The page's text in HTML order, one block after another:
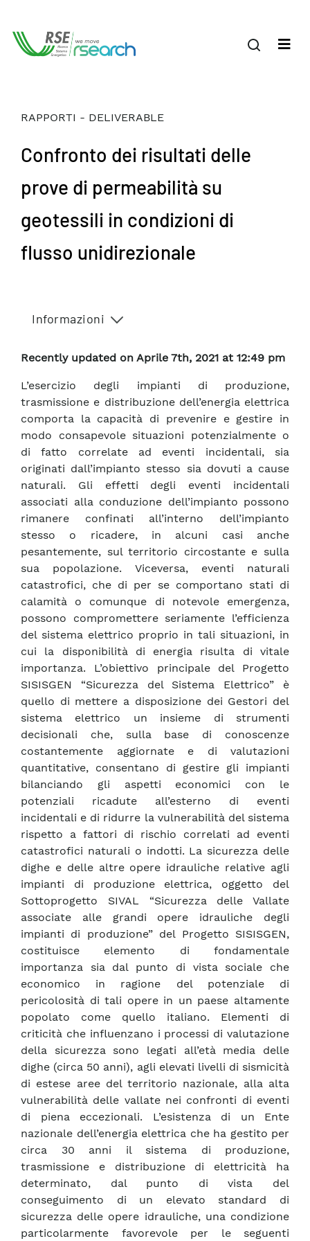
RAPPORTI - DELIVERABLE
Confronto dei risultati delle
prove di permeabilità su
geotessili in condizioni di
flusso unidirezionale
Informazioni
Recently updated on Aprile 7th, 2021 at 12:49 pm
L’esercizio degli impianti di produzione,
trasmissione e distribuzione dell’energia elettrica
comporta la capacità di prevenire e gestire in
modo consapevole situazioni potenzialmente o
di fatto correlate ad eventi incidentali, sia
originati dall’impianto stesso sia dovuti a cause
naturali. Gli effetti degli eventi incidentali
associati alla conduzione dell’impianto possono
rimanere confinati all’interno dell’impianto
stesso o ricadere, in alcuni casi anche
pesantemente, sul territorio circostante e sulla
sua popolazione. Viceversa, eventi naturali
catastrofici, che di per se comportano stati di
calamità o comunque di notevole emergenza,
possono compromettere seriamente l’efficienza
del sistema elettrico proprio in tali situazioni, in
cui la disponibilità di energia risulta di vitale
importanza. L’obiettivo principale del Progetto
SISISGEN “Sicurezza del Sistema Elettrico” è
quello di mettere a disposizione dei Gestori del
sistema elettrico un insieme di strumenti
decisionali che, sulla base di conoscenze
costantemente aggiornate e di valutazioni
quantitative, consentano di gestire gli impianti
bilanciando gli aspetti economici con le
potenziali ricadute all’esterno di eventi
incidentali e di ridurre la vulnerabilità del sistema
rispetto a fattori di rischio correlati ad eventi
catastrofici naturali o indotti. La sicurezza delle
dighe e delle altre opere idrauliche relative agli
impianti di produzione elettrica, oggetto del
Sottoprogetto SIVAL “Sicurezza delle Vallate
associate alle grandi opere idrauliche degli
impianti di produzione” del Progetto SISISGEN,
costituisce elemento di fondamentale
importanza sia dal punto di vista sociale che
economico in ragione del potenziale di
pericolosità di tali opere in un paese altamente
popolato come quello italiano. Elementi di
criticità che influenzano i processi di valutazione
della sicurezza sono legati all’età media delle
dighe (circa 50 anni), agli elevati livelli di sismicità
di estese aree del territorio nazionale, alla alta
vulnerabilità delle vallate nei confronti di eventi
di piena eccezionali. L’esistenza di un Ente
nazionale dell’energia elettrica che ha gestito per
circa 30 anni il sistema di produzione,
trasmissione e distribuzione di elettricità ha
determinato, dal punto di vista del
conseguimento di un elevato standard di
sicurezza delle opere idrauliche, una condizione
particolarmente favorevole per le seguenti